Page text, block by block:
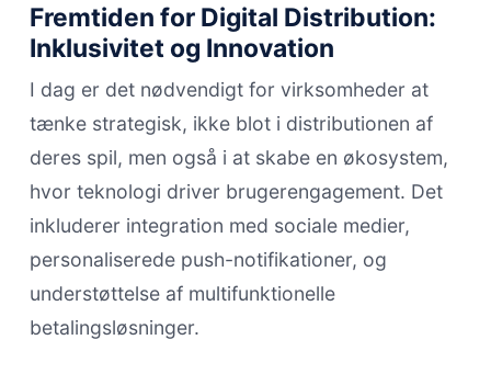
Fremtiden for Digital Distribution:
Inklusivitet og Innovation
I dag er det nødvendigt for virksomheder at
tænke strategisk, ikke blot i distributionen af
deres spil, men også i at skabe en økosystem,
hvor teknologi driver brugerengagement. Det
inkluderer integration med sociale medier,
personaliserede push-notifikationer, og
understøttelse af multifunktionelle
betalingsløsninger.